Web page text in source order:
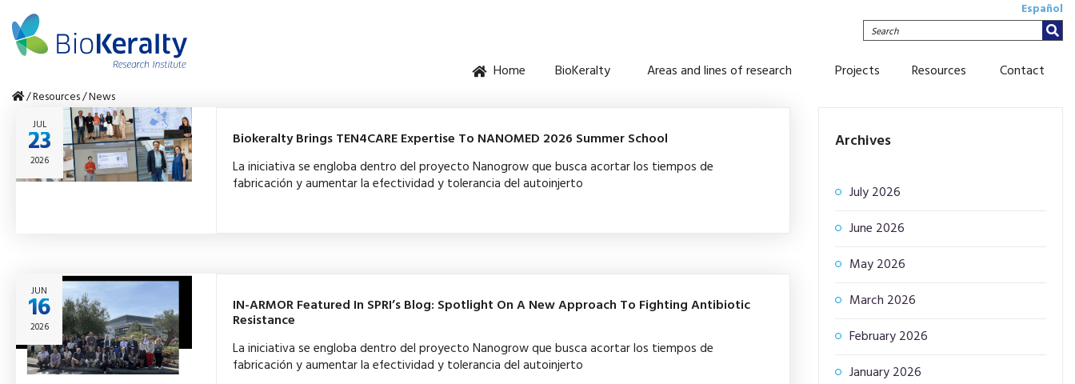
Español
Search
Home BioKeralty Areas and lines of research Projects Resources Contact
/Resources/News
JUL
23
2026
Biokeralty Brings TEN4CARE Expertise To NANOMED 2026 Summer School
La iniciativa se engloba dentro del proyecto Nanogrow que busca acortar los tiempos de
fabricación y aumentar la efectividad y tolerancia del autoinjerto
JUN
16
2026
IN-ARMOR Featured In SPRI’s Blog: Spotlight On A New Approach To Fighting Antibiotic
Resistance
La iniciativa se engloba dentro del proyecto Nanogrow que busca acortar los tiempos de
fabricación y aumentar la efectividad y tolerancia del autoinjerto
Archives
July 2026
June 2026
May 2026
March 2026
February 2026
January 2026